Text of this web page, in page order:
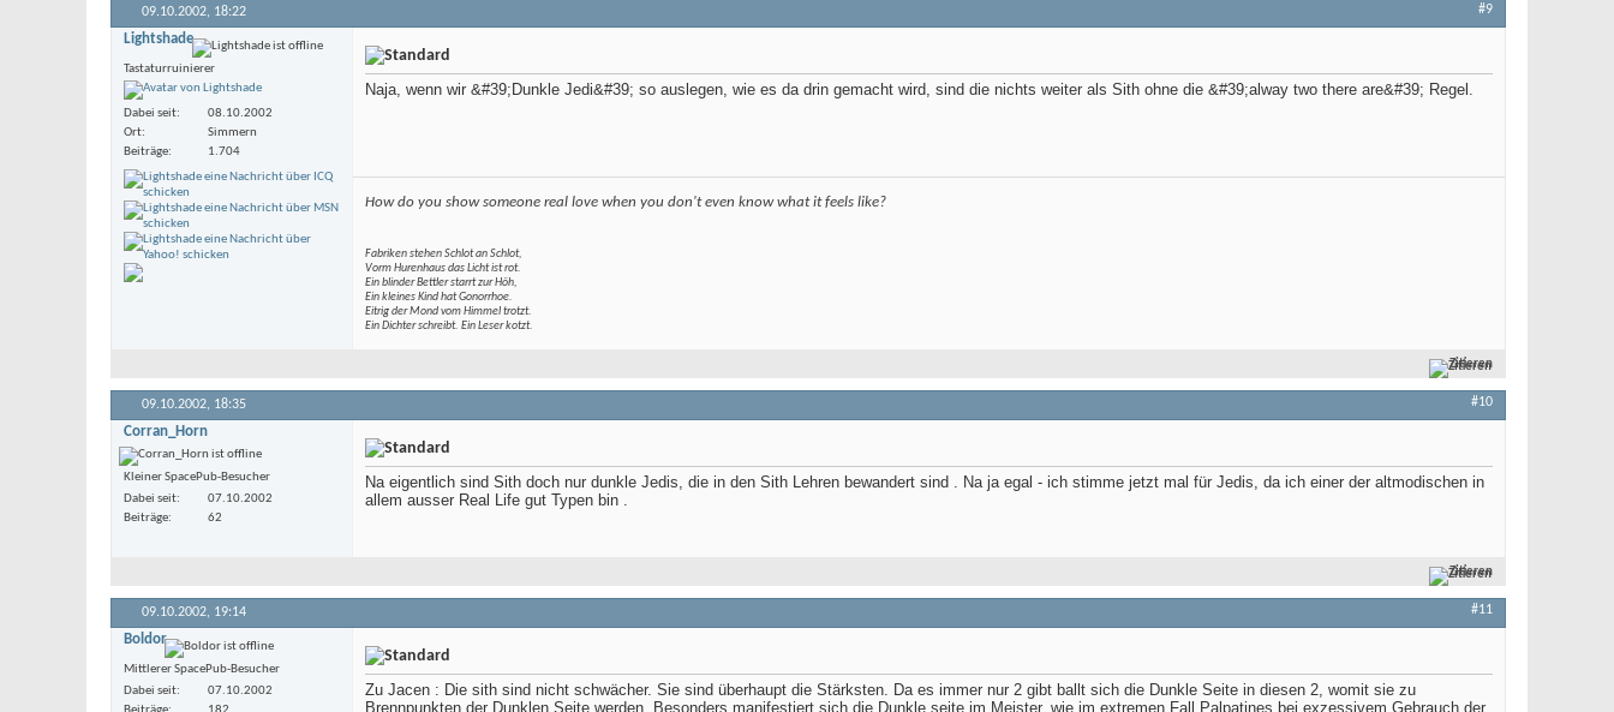
09.10.2002, 18:22 #9
Lightshade
Tastaturruinierer
Dabei seit
08.10.2002
Ort
Simmern
Beiträge
1.704
Naja, wenn wir &#39;Dunkle Jedi&#39; so auslegen, wie es da drin gemacht wird, sind die nichts weiter als Sith ohne die &#39;alway two there are&#39; Regel.
How do you show someone real love when you don't even know what it feels like?
Fabriken stehen Schlot an Schlot,
Vorm Hurenhaus das Licht ist rot.
Ein blinder Bettler starrt zur Höh,
Ein kleines Kind hat Gonorrhoe.
Eitrig der Mond vom Himmel trotzt.
Ein Dichter schreibt. Ein Leser kotzt.
Zitieren
09.10.2002, 18:35 #10
Corran_Horn
Kleiner SpacePub-Besucher
Dabei seit
07.10.2002
Beiträge
62
Na eigentlich sind Sith doch nur dunkle Jedis, die in den Sith Lehren bewandert sind
. Na ja egal - ich stimme jetzt mal für Jedis, da ich einer der altmodischen in
allem ausser Real Life gut Typen bin
Zitieren
09.10.2002, 19:14 #11
Boldor
Mittlerer SpacePub-Besucher
Dabei seit
07.10.2002
Zu Jacen : Die sith sind nicht schwächer. Sie sind überhaupt die Stärksten. Da es immer nur 2 gibt ballt sich die Dunkle Seite in diesen 2, womit sie zu
Brennpunkten der Dunklen Seite werden. Besonders manifestiert sich die Dunkle seite im Meister, wie im extremen Fall Palpatines bei exzessivem Gebrauch der